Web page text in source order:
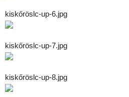
kiskőröslc-up-6.jpg
kiskőröslc-up-7.jpg
kiskőröslc-up-8.jpg